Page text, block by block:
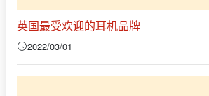
英国最受欢迎的耳机品牌
2022/03/01